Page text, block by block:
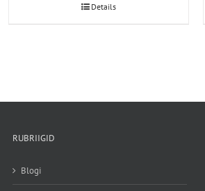
Details
RUBRIIGID
Blogi